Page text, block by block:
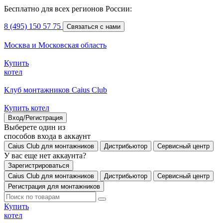
Бесплатно для всех регионов России:
8 (495) 150 57 75 Связаться с нами
Москва и Московская область
Купить
котел
Клуб монтажников Caius Club
Купить котел
Вход/Регистрация
Выберете один из
способов входа в аккаунт
Caius Club для монтажников Дистрибьютор Сервисный центр
У вас еще нет аккаунта?
Зарегистрироваться
Caius Club для монтажников
Дистрибьютор
Сервисный центр
Регистрация для монтажников
Купить
котел